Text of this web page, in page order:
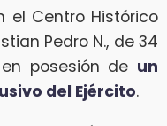
el Centro Histórico
Pedro N., de 34
posesión de un
del Ejército.